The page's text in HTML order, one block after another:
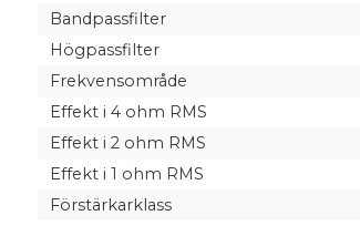
Bandpassfilter
Högpassfilter
Frekvensområde
Effekt i 4 ohm RMS
Effekt i 2 ohm RMS
Effekt i 1 ohm RMS
Förstärkarklass